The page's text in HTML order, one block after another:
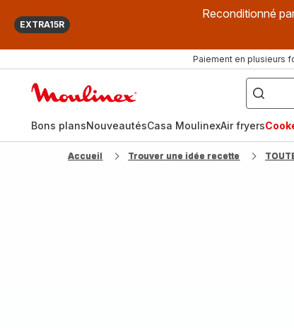
EXTRA15R
Reconditionné
Paiement en plusieurs
["Que
recherchez-
vous
?",
fryer",
Bons plansNouveautésCasa MoulinexAir fryers
Accueil Trouver une idée recette